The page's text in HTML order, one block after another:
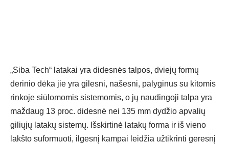
„Siba Tech“ latakai yra didesnės talpos, dviejų formų
derinio dėka jie yra gilesni, našesni, palyginus su kitomis
rinkoje siūlomomis sistemomis, o jų naudingoji talpa yra
maždaug 13 proc. didesnė nei 135 mm dydžio apvalių
giliųjų latakų sistemų. Išskirtinė latakų forma ir iš vieno
lakšto suformuoti, ilgesnį kampai leidžia užtikrinti geresnį